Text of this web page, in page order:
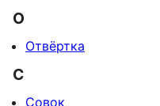
О
Отвёртка
С
Совок